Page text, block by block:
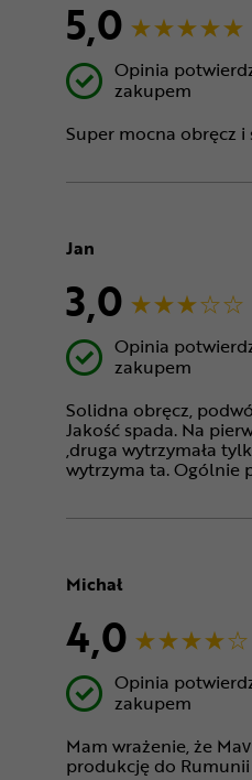
5,0
Opinia
zakupem
Super mocna obręcz
Jan
3,0
Opinia
zakupem
Solidna obręcz,
Jakość spada. Na
,druga wytrzymała
wytrzyma ta. Ogólnie
Michał
4,0
Opinia
zakupem
Mam wrażenie, że
produkcję do